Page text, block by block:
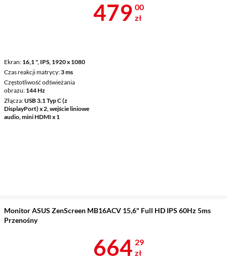
Ekran 16,1 ", IPS, 1920 x 1080
Czas reakcji matrycy 3 ms
Częstotliwość odświeżania
obrazu 144 Hz
Złącza USB 3.1 Typ C (z
DisplayPort) x 2, wejście liniowe
audio, mini HDMI x 1
Cena 479 zł
479 00
zł
Monitor ASUS ZenScreen MB16ACV 15,6" Full HD IPS 60Hz 5ms
Przenośny
Cena 664,29
664 29
zł